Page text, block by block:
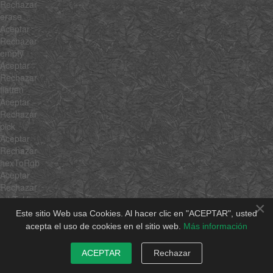
×
Este sitio Web usa Cookies. Al hacer clic en "ACEPTAR", usted
acepta el uso de cookies en el sitio web. Más información
ACEPTAR Rechazar
Rechazar
erase
Aceptar
Rechazar
empty
Aceptar
Rechazar
flatten
Aceptar
Rechazar
pick
Aceptar
Rechazar
hexToRgb
Aceptar
Rechazar
rgbToHex
Aceptar
Rechazar